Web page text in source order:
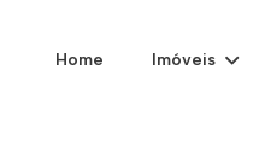
Home Imóveis